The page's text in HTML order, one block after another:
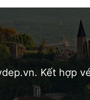
Kết hợp